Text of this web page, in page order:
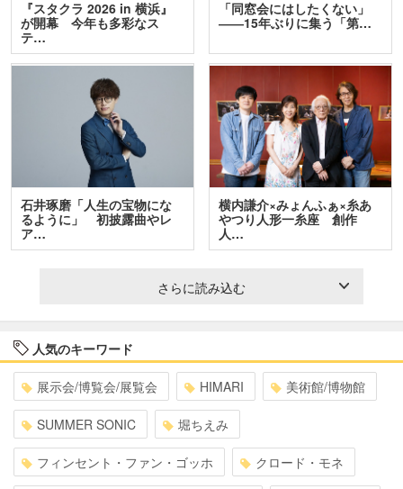
『スタクラ 2026 in 横浜』
が開幕 今年も多彩なス
テ…
「同窓会にはしたくない」
――15年ぶりに集う「第…
石井琢磨「人生の宝物にな
るように」 初披露曲やレ
ア…
横内謙介×みょんふぁ×糸あ
やつり人形一糸座 創作
人…
さらに読み込む
人気のキーワード
展示会/博覧会/展覧会 HIMARI 美術館/博物館
SUMMER SONIC 堀ちえみ
フィンセント・ファン・ゴッホ クロード・モネ